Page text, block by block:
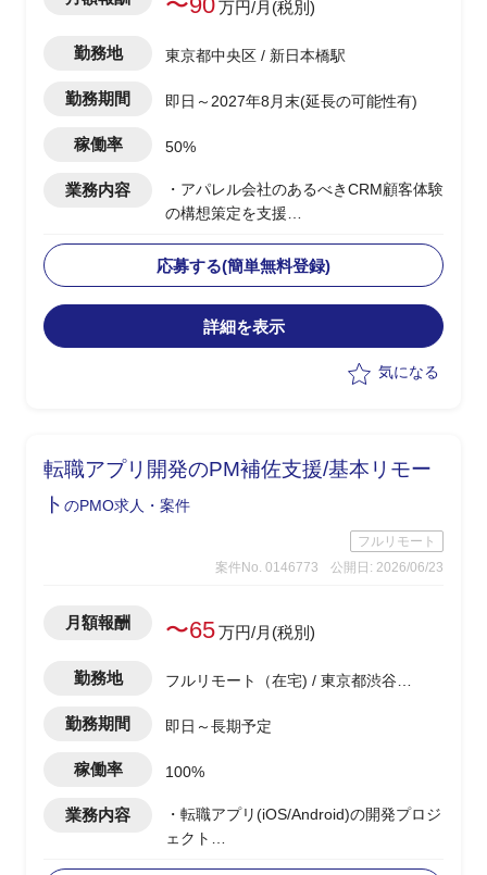
万円/月(税別)
勤務地 東京都中央区 / 新日本橋駅
勤務期間 即日～2027年8月末(延長の可能性有)
稼働率 50%
業務内容
・アパレル会社のあるべきCRM顧客体験
の構想策定を支援
内の主要メンバーの方と合意形成した上
で
OMO機能を含めたあるべき姿を具体化
・幹部の合意を得るために、ユーザー調
て、
どの商品ジャンルで市場ポジションを狙
→調査自体は、あまり難易度は高くな
く、地道なディスクトップ調査がメイン
・基幹システムを含めたシステム領域
は、弊社コンサル担当がおり、双方で連
いく
・CRM構想として期待されているポイン
トは、OMO機能、EC機能、MA&CDP活
用によるパーソナライズCRMなど
応募する(簡単無料登録)
詳細を表示
気になる
転職アプリ開発のPM補佐支援/基本リモー
ト のPMO求人・案件
フルリモート
案件No. 0146773
公開日: 2026/06/23
月額報酬 〜65万円/月(税別)
勤務地
フルリモート（在宅) / 東京都渋谷区
勤務期間 即日～長期予定
稼働率 100%
業務内容
・転職アプリ(iOS/Android)の開発プロジ
ェクト